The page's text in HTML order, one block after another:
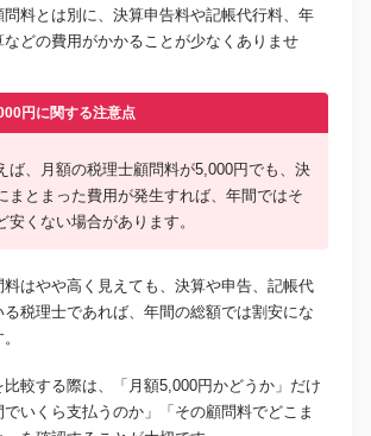
料とは別に、決算申告料や記帳代行料、年
どの費用がかかることが少なくありませ
円に関する注意点
ば、月額の税理士顧問料が5,000円でも、決
まとまった費用が発生すれば、年間ではそ
安くない場合があります。
はやや高く見えても、決算や申告、記帳代
税理士であれば、年間の総額では割安にな
較する際は、「月額5,000円かどうか」だけ
いくら支払うのか」「その顧問料でどこま